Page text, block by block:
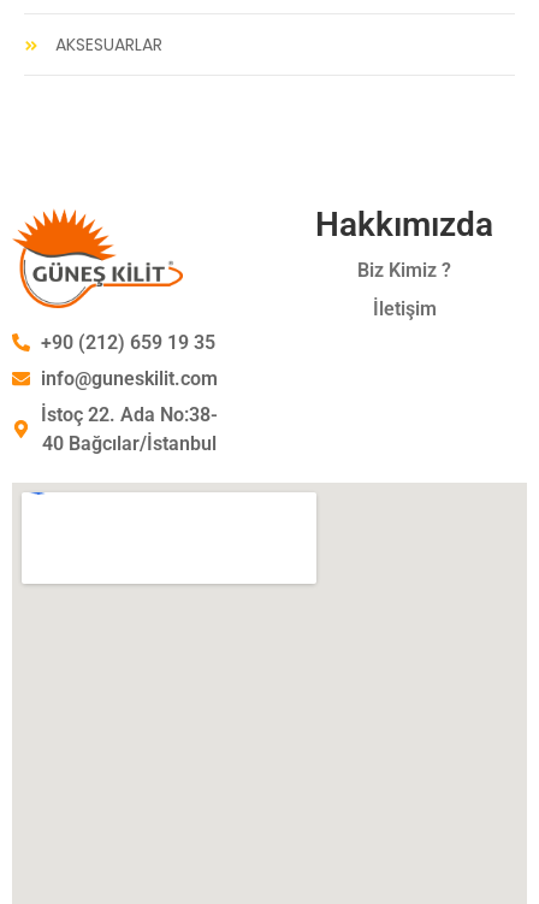
AKSESUARLAR
+90 (212) 659 19 35
info@guneskilit.com
İstoç 22. Ada No:38-
40 Bağcılar/İstanbul
Hakkımızda
Biz Kimiz ?
İletişim